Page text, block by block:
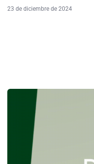
23 de diciembre de 2024